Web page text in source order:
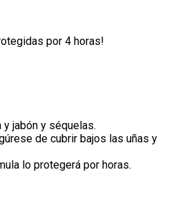
por 4 horas!
y jabón y séquelas.
de cubrir bajos las uñas y
lo protegerá por horas.